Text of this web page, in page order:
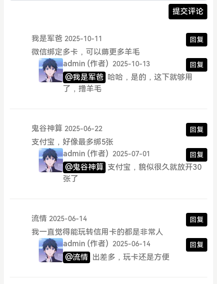
提交评论
我是军爸 2025-10-11 回复
微信绑定多卡，可以薅更多羊毛
admin (作者) 2025-10-13 回复
@我是军爸 哈哈，是的，这下就够用
了，撸羊毛
鬼谷神算 2025-06-22 回复
支付宝，好像最多绑5张
admin (作者) 2025-07-01 回复
@鬼谷神算 支付宝，貌似很久就放开30
张了
流情 2025-06-14 回复
我一直觉得能玩转信用卡的都是非常人
admin (作者) 2025-06-14 回复
@流情 出差多，玩卡还是方便